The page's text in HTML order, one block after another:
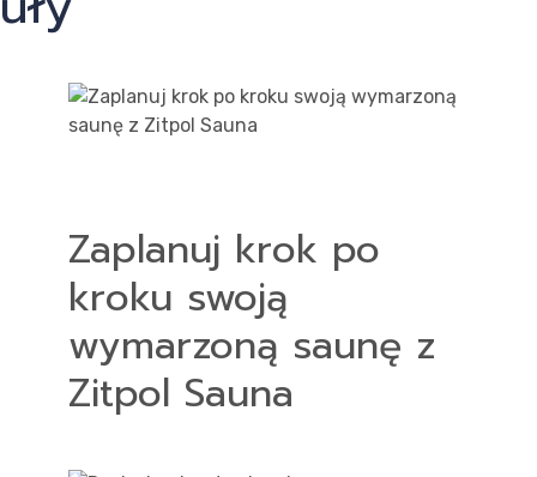
Zaplanuj krok po
kroku swoją
wymarzoną saunę z
Zitpol Sauna